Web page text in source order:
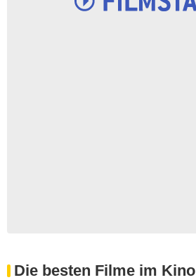
Die besten Filme im Kino